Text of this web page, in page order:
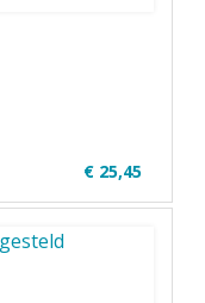
€ 25,45